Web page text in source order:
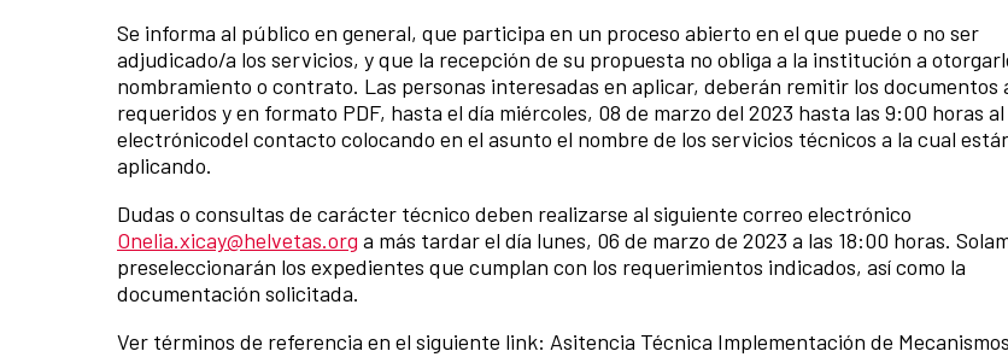
Se informa al público en general, que participa en un proceso abierto en el que puede o no ser
adjudicado/a los servicios, y que la recepción de su propuesta no obliga a la institución a
nombramiento o contrato. Las personas interesadas en aplicar, deberán remitir los documentos
requeridos y en formato PDF, hasta el día miércoles, 08 de marzo del 2023 hasta las 9:00 horas
electrónicodel contacto colocando en el asunto el nombre de los servicios técnicos a la cual
aplicando.
Dudas o consultas de carácter técnico deben realizarse al siguiente correo electrónico
Onelia.xicay@helvetas.org a más tardar el día lunes, 06 de marzo de 2023 a las 18:00 horas.
preseleccionarán los expedientes que cumplan con los requerimientos indicados, así como la
documentación solicitada.
Ver términos de referencia en el siguiente link: Asitencia Técnica Implementación de